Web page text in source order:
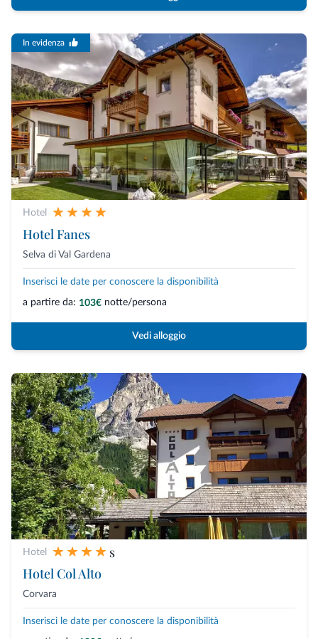
In evidenza
Hotel
Hotel Fanes
Selva di Val Gardena
Inserisci le date per conoscere la disponibilità
a partire da: 103€ notte/persona
Vedi alloggio
Hotel
s
Hotel Col Alto
Corvara
Inserisci le date per conoscere la disponibilità